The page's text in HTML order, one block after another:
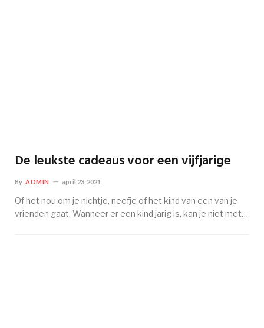
De leukste cadeaus voor een vijfjarige
By ADMIN april 23, 2021
Of het nou om je nichtje, neefje of het kind van een van je
vrienden gaat. Wanneer er een kind jarig is, kan je niet met…